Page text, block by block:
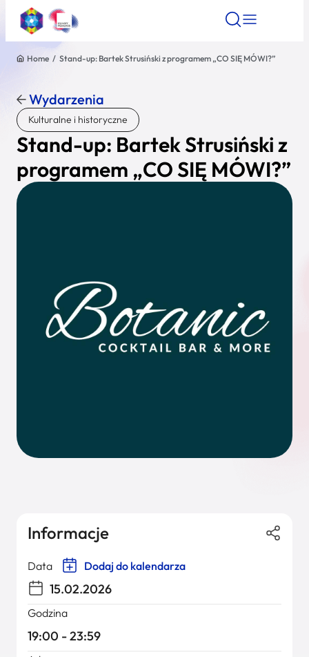
Znajdź atrakcję
Nazwa atrakcji
Miasto
Home / Stand-up: Bartek Strusiński z programem „CO SIĘ MÓWI?”
Wydarzenia
Kulturalne i historyczne
Stand-up: Bartek Strusiński z
programem „CO SIĘ MÓWI?”
Informacje
Data Dodaj do kalendarza
15.02.2026
Godzina
19:00 - 23:59